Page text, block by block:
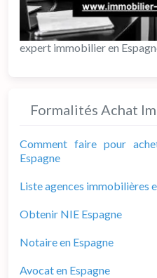
expert immobilier en
Formalités Achat
Comment faire pour
Espagne
Liste agences immobilières
Obtenir NIE Espagne
Notaire en Espagne
Avocat en Espagne